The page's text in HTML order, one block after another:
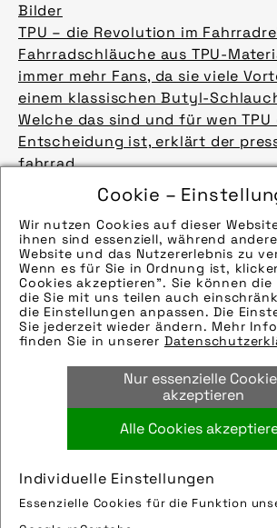
Cookie –
Wir nutzen Cookies auf dieser
ihnen sind essenziell, während
Website und das Nutzererlebnis zu
Wenn es für Sie in Ordnung ist,
Cookies akzeptieren". Sie können
die Sie mit uns teilen auch
die Einstellungen anpassen. Die
Sie jederzeit wieder ändern. Mehr
finden Sie in unserer
Nur essenzielle
akzeptieren
Alle Cookies
Individuelle Einstellungen
Essenzielle Cookies für die Funktion
Bilder
TPU – die Revolution im
Fahrradschläuche aus TPU-
immer mehr Fans, da sie viele
einem klassischen Butyl-
Welche das sind und für wen
Entscheidung ist, erklärt der
fahrrad.
Presseartikel
Hinweise zur weiteren Recherche:
Modellname: Cargo Otto
Hersteller: Bernds
Bilder
Hinweise zur weiteren Recherche:
Modellname: Cargo Otto
Hersteller: Bernds
Hinweise zur weiteren Recherche:
Modellname: Cargo Otto
Hersteller: Bernds
Hinweise zur weiteren Recherche:
Modellname:
Hersteller: Bernds
mehr laden 9 / 9011